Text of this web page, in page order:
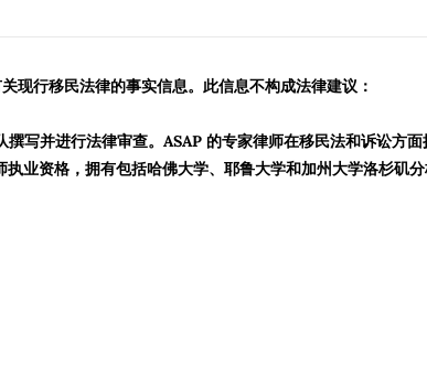
现行移民法律的事实信息。此信息不构成法律建议：
写并进行法律审查。ASAP 的专家律师在移民法和诉讼方
业资格，拥有包括哈佛大学、耶鲁大学和加州大学洛杉矶